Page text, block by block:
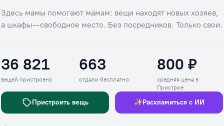
Здесь мамы помогают мамам: вещи находят новых хозяев,
а шкафы — свободное место. Без посредников. Только свои.
Вещей пристроено
36 821
вещей пристроено
Отдали бесплатно
663
отдали бесплатно
Средняя цена в
800 ₽
средняя цена в
Пристрое
Пристроить вещь ✨Расхламиться с ИИ